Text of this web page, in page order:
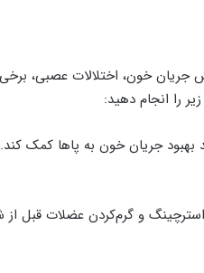
جریان خون، اختلالات عصبی،
را انجام دهید:
جریان خون به پاها کمک
و گرم‌کردن عضلات قبل از